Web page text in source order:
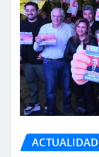
ACTUALIDAD